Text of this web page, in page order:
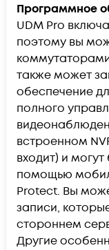
Программное
UDM Pro
поэтому вы
также может
обеспечение
полного
встроенном
входит) и
помощью
Protect. Вы
записи,
стороннем
Другие